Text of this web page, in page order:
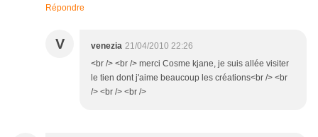
Répondre
V venezia 21/04/2010 22:26
<br /> <br /> merci Cosme kjane, je suis allée visiter
le tien dont j'aime beaucoup les créations<br /> <br
/> <br /> <br />